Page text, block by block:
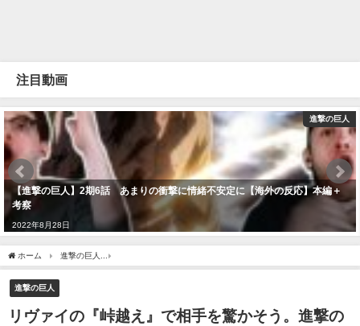
注目動画
進撃の巨人
【進撃の巨人】2期6話 あまりの衝撃に情緒不安定に【海外の反応】本編＋
考察
2022年8月28日
ホーム 進撃の巨人
進撃の巨人
リヴァイの『峠越え』で相手を驚かそう。進撃の